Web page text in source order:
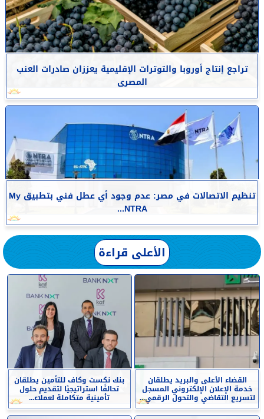
تراجع إنتاج أوروبا والتوترات الإقليمية يعززان صادرات العنب
المصرى
تنظيم الاتصالات في مصر: عدم وجود أي عطل فني بتطبيق My
NTRA...
الأعلى قراءة
القضاء الأعلى والبريد يطلقان
خدمة الإعلان الإلكتروني المسجل
لتسريع التقاضي والتحول الرقمي...
بنك نكست وكاف للتأمين يطلقان
تحالفًا استراتيجيًا لتقديم حلول
تأمينية متكاملة لعملاء...